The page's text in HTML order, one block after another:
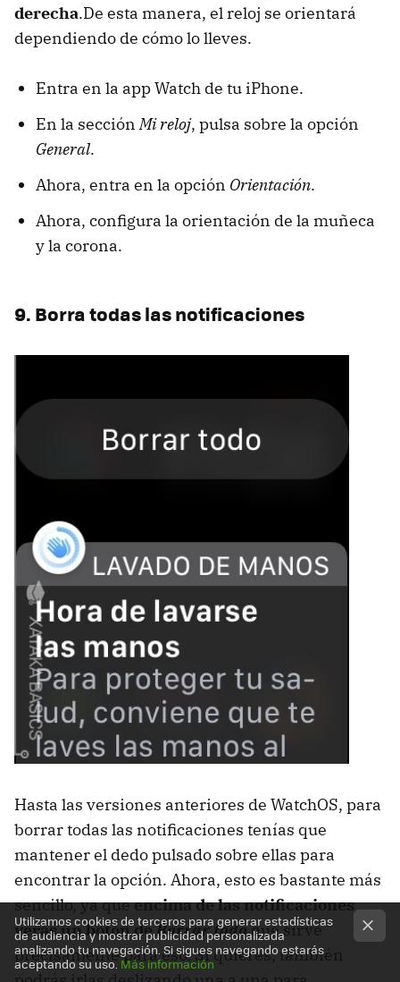
derecha.De esta manera, el reloj se orientará
dependiendo de cómo lo lleves.
Entra en la app Watch de tu iPhone.
En la secciónMi reloj, pulsa sobre la opción
General.
Ahora, entra en la opción Orientación.
Ahora, configura la orientación de la muñeca
y la corona.
9. Borra todas las notificaciones
Hasta las versiones anteriores de WatchOS, para
borrar todas las notificaciones tenías que
mantener el dedo pulsado sobre ellas para
encontrar la opción. Ahora, esto es bastante más
sencillo, ya queencima de las notificaciones
verás un botón deBorrar todoque sirve
precisamente para eso. Si quieres, también
Utilizamos cookies de terceros para generar estadísticas
de audiencia y mostrar publicidad personalizada
analizando tu navegación. Si sigues navegando estarás
aceptando su uso. Más información